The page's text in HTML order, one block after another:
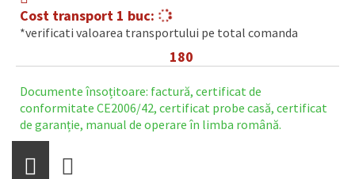
Cost transport 1 buc:
*verificati valoarea transportului pe total comanda
180
Documente însoțitoare: factură, certificat de
conformitate CE2006/42, certificat probe casă, certificat
de garanție, manual de operare în limba română.